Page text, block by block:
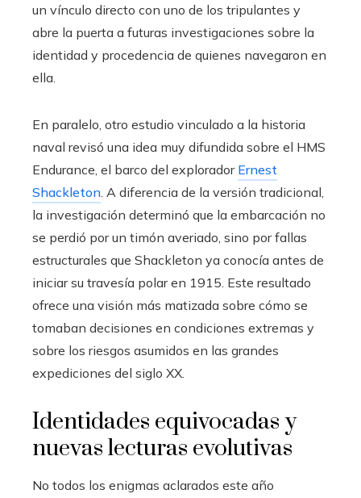
un vínculo directo con uno de los tripulantes y
abre la puerta a futuras investigaciones sobre la
identidad y procedencia de quienes navegaron en
ella.
En paralelo, otro estudio vinculado a la historia
naval revisó una idea muy difundida sobre el HMS
Endurance, el barco del explorador Ernest
Shackleton . A diferencia de la versión tradicional,
la investigación determinó que la embarcación no
se perdió por un timón averiado, sino por fallas
estructurales que Shackleton ya conocía antes de
iniciar su travesía polar en 1915. Este resultado
ofrece una visión más matizada sobre cómo se
tomaban decisiones en condiciones extremas y
sobre los riesgos asumidos en las grandes
expediciones del siglo XX.
Identidades equivocadas y
nuevas lecturas evolutivas
No todos los enigmas aclarados este año